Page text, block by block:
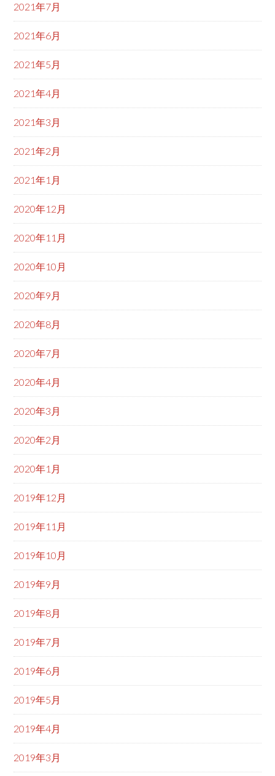
2021年7月
2021年6月
2021年5月
2021年4月
2021年3月
2021年2月
2021年1月
2020年12月
2020年11月
2020年10月
2020年9月
2020年8月
2020年7月
2020年4月
2020年3月
2020年2月
2020年1月
2019年12月
2019年11月
2019年10月
2019年9月
2019年8月
2019年7月
2019年6月
2019年5月
2019年4月
2019年3月